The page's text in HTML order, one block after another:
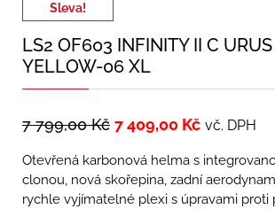
Sleva!
LS2 OF603 INFINITY II C
YELLOW-06 XL
7 799,00Kč 7 409,00 Kč vč. DPH
Otevřená karbonová helma s
clonou, nová skořepina, zadní
rychle vyjímatelné plexi s úpravami proti